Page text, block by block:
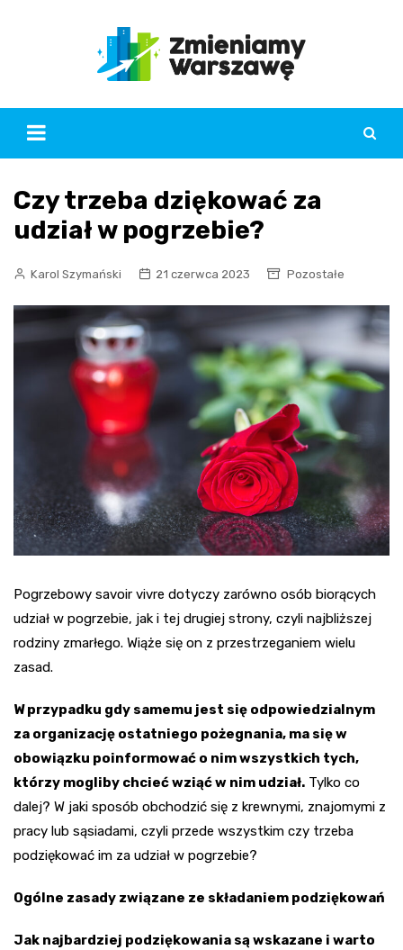
Czy trzeba dziękować za
udział w pogrzebie?
Karol Szymański 21 czerwca 2023 Pozostałe
Pogrzebowy savoir vivre dotyczy zarówno osób biorących
udział w pogrzebie, jak i tej drugiej strony, czyli najbliższej
rodziny zmarłego. Wiąże się on z przestrzeganiem wielu
zasad.
W przypadku gdy samemu jest się odpowiedzialnym
za organizację ostatniego pożegnania, ma się w
obowiązku poinformować o nim wszystkich tych,
którzy mogliby chcieć wziąć w nim udział. Tylko co
dalej? W jaki sposób obchodzić się z krewnymi, znajomymi z
pracy lub sąsiadami, czyli przede wszystkim czy trzeba
podziękować im za udział w pogrzebie?
Ogólne zasady związane ze składaniem podziękowań
Jak najbardziej podziękowania są wskazane i warto